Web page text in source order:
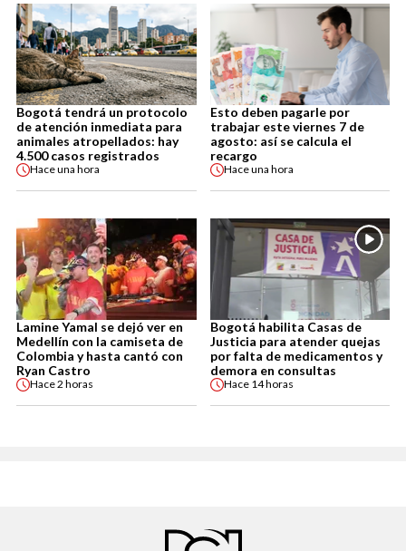
Bogotá tendrá un protocolo
de atención inmediata para
animales atropellados: hay
4.500 casos registrados
Haceuna hora
Esto deben pagarle por
trabajar este viernes 7 de
agosto: así se calcula el
recargo
Haceuna hora
Lamine Yamal se dejó ver en
Medellín con la camiseta de
Colombia y hasta cantó con
Ryan Castro
Hace2 horas
Bogotá habilita Casas de
Justicia para atender quejas
por falta de medicamentos y
demora en consultas
Hace 14 horas